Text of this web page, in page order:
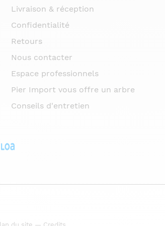
Livraison & réception
Confidentialité
Retours
Nous contacter
Espace professionnels
Pier Import vous offre un arbre
Conseils d'entretien